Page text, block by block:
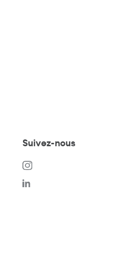
nouvelle fenêtre)
nouvelle fenêtre)
de messagerie)
de messagerie)
application de messagerie)
Suivez-nous